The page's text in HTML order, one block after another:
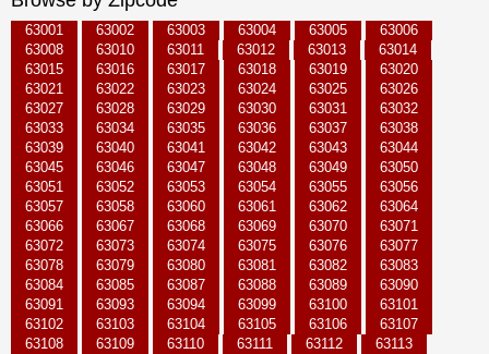
63001 63002 63003 63004 63005
63006
63008
63010 63011 63012 63013
63014
63015
63016 63017 63018 63019
63020
63021
63022 63023 63024 63025
63026
63027
63028 63029 63030 63031
63032
63033
63034 63035 63036 63037
63038
63039
63040 63041 63042 63043
63044
63045
63046 63047 63048 63049
63050
63051
63052 63053 63054 63055
63056
63057
63058 63060 63061 63062
63064
63066
63067 63068 63069 63070
63071
63072
63073 63074 63075 63076
63077
63078
63079 63080 63081 63082
63083
63084
63085 63087 63088 63089
63090
63091
63093 63094 63099 63100
63101
63102
63103 63104 63105 63106
63107
63108
63109 63110 63111 63112
63113